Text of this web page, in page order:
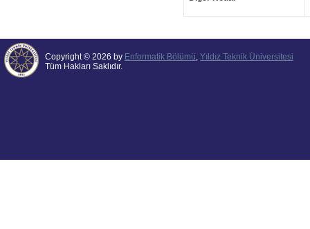
Copyright © 2026 by Enformatik Bölümü, Yıldız Teknik Üniversitesi
Tüm Hakları Saklıdır.